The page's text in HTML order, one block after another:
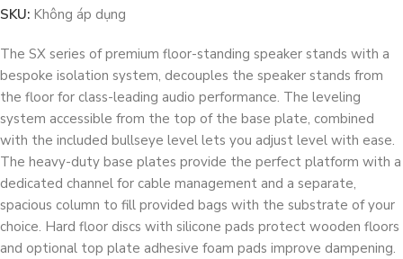
SKU: Không áp dụng
The SX series of premium floor-standing speaker stands with a
bespoke isolation system, decouples the speaker stands from
the floor for class-leading audio performance. The leveling
system accessible from the top of the base plate, combined
with the included bullseye level lets you adjust level with ease.
The heavy-duty base plates provide the perfect platform with a
dedicated channel for cable management and a separate,
spacious column to fill provided bags with the substrate of your
choice. Hard floor discs with silicone pads protect wooden floors
and optional top plate adhesive foam pads improve dampening.